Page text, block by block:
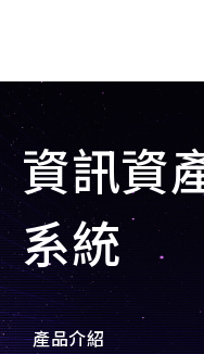
goldennet
N-
資訊資
系統
產品介紹